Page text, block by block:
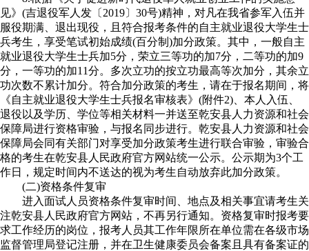
见》(吉退役军人发〔2019〕30号)精神，对凡在我省参军入伍并
服役期满、退出现役，且符合报考条件的自主就业退役大学生士
兵考生，享受笔试初始成绩(百分制)加分政策。其中，一般自主
就业退役大学生士兵加5分，荣立三等功的加7分，二等功的加9
分，一等功的加11分。多次立功的按立功最高等次加分，其余立
功次数不累计加分。符合加分政策的考生，请在于报名期间，将
《自主就业退役大学生士兵报名审核表》(附件2)、本人入伍、
退役以及学历、学位等相关材料一并送至乾安县人力资源和社会
保障局进行资格审验，与报名同步进行。乾安县人力资源和社会
保障局会同有关部门对享受加分政策考生进行联合审验，审验合
格的考生在乾安县人民政府官方网站统一公示。公示期为3个工
作日，规定时间内不送达的视为考生自动放弃此加分政策。
(二)资格条件复审
进入面试人员资格条件复审时间、地点及相关事宜请考生关
注乾安县人民政府官方网站，不再另行通知。资格复审时报考要
求工作经历的岗位，报考人员其工作年限所在单位需在各级市场
监督管理局登记注册，并在卫生健康委员会备案且具有备案证的